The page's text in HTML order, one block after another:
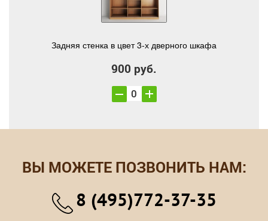
Задняя стенка в цвет 3-х дверного шкафа
900 руб.
ВЫ МОЖЕТЕ ПОЗВОНИТЬ НАМ:
8 (495)772-37-35